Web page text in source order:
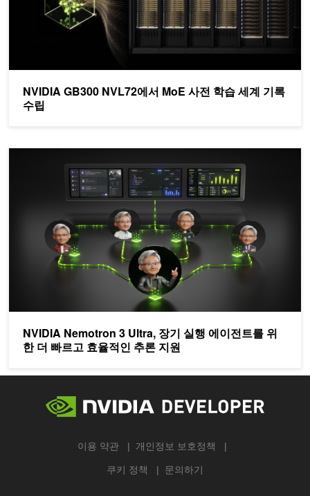
NVIDIA GB300 NVL72에서 MoE 사전 학습 세계 기록
수립
NVIDIA Nemotron 3 Ultra, 장기 실행 에이전트를 위
한 더 빠르고 효율적인 추론 지원
NVIDIA Nemotron 3 Ultra, 장기 실행 에이전트를 위한 더 빠르고
이용 약관 개인정보 보호정책
쿠키 정책 문의하기